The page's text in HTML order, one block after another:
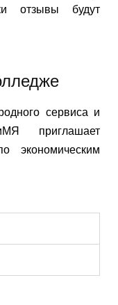
отзывы будут
сервиса и
приглашает
экономическим